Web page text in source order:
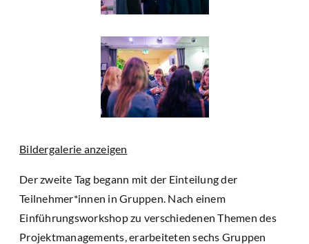
Bildergalerie anzeigen
Der zweite Tag begann mit der Einteilung der
Teilnehmer*innen in Gruppen. Nach einem
Einführungsworkshop zu verschiedenen Themen des
Projektmanagements, erarbeiteten sechs Gruppen